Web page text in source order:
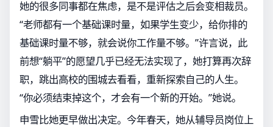
她的很多同事都在焦虑，是不是评估之后会变相裁员。
“老师都有一个基础课时量，如果学生变少，给你排的
基础课时量不够，就会说你工作量不够。”许言说，此
前想“躺平”的愿望几乎已经无法实现了，她打算再次辞
职，跳出高校的围城去看看，重新探索自己的人生。
“你必须结束掉这个，才会有一个新的开始。”她说。
申雪比她更早做出决定。今年春天，她从辅导员岗位上